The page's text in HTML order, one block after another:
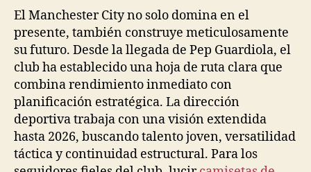
entrada
entrada
El Manchester City no solo domina en el
presente, también construye meticulosamente
su futuro. Desde la llegada de Pep Guardiola, el
club ha establecido una hoja de ruta clara que
combina rendimiento inmediato con
planificación estratégica. La dirección
deportiva trabaja con una visión extendida
hasta 2026, buscando talento joven, versatilidad
táctica y continuidad estructural. Para los